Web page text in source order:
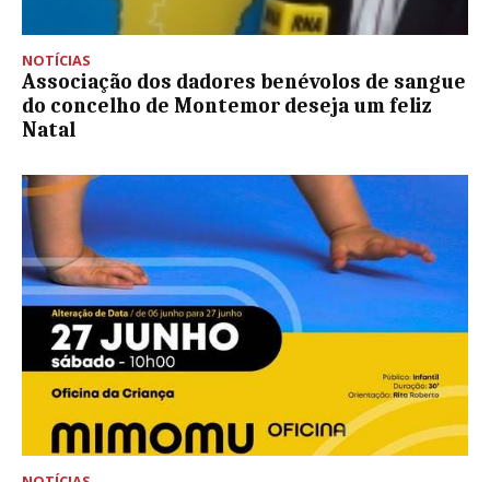
NOTÍCIAS
Associação dos dadores benévolos de sangue
do concelho de Montemor deseja um feliz
Natal